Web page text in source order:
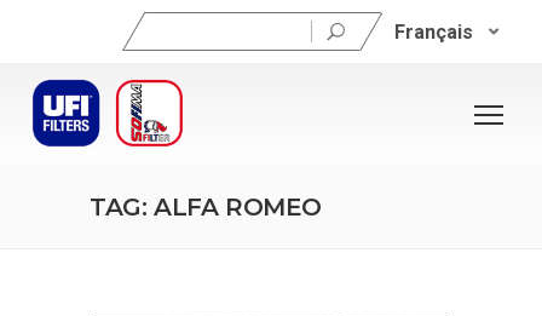
Rechercher : Français
TAG: ALFA ROMEO